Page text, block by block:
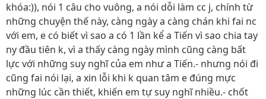
khóa:)), nói 1 câu cho vuông, a nói dỗi làm cc j, chính từ
những chuyện thế này, càng ngày a càng chán khi fai nc
với em, e có biết vì sao a có 1 lần kể a Tiến vì sao chia tay
ny đầu tiên k, vì a thấy càng ngày mình cũng càng bất
lực với những suy nghĩ của em như a Tiến.- nhưng nói đi
cũng fai nói lại, a xin lỗi khi k quan tâm e đúng mực
những lúc cần thiết, khiến em tự suy nghĩ nhiều.- chốt